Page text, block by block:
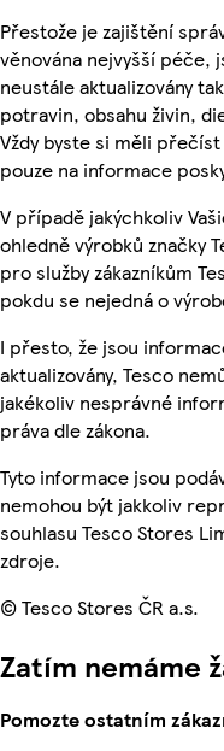
Přestože je zajištění
věnována nejvyšší
neustále aktualizovány
potravin, obsahu živin,
Vždy byste si měli
pouze na informace
V případě jakýchkoliv
ohledně výrobků značky
pro služby zákazníkům
pokdu se nejedná o
I přesto, že jsou
aktualizovány, Tesco
jakékoliv nesprávné
práva dle zákona.
Tyto informace jsou
nemohou být jakkoliv
souhlasu Tesco Stores
zdroje.
© Tesco Stores ČR a.s.
Zatím nemáme
Pomozte ostatním